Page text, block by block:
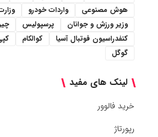
هوش مصنوعی
واردات خودرو
وزیر ورزش و جوانان
پرسپولیس
کنفدراسیون فوتبال آسیا
کوالکام
گوگل
لینک های مفید
خرید فالوور
رپورتاژ